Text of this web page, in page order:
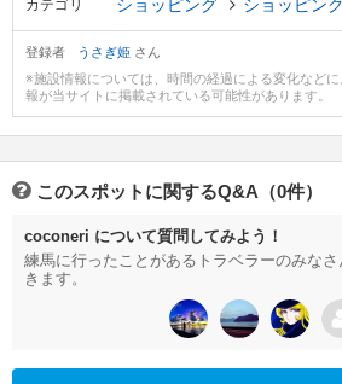
カテゴリ ショッピング ショッピン
登録者 うさぎ姫 さん
※施設情報については、時間の経過による変化など
報が当サイトに掲載されている可能性があります。
このスポットに関するQ&A（0件）
coconeri について質問してみよう！
練馬に行ったことがあるトラベラーのみな
きます。